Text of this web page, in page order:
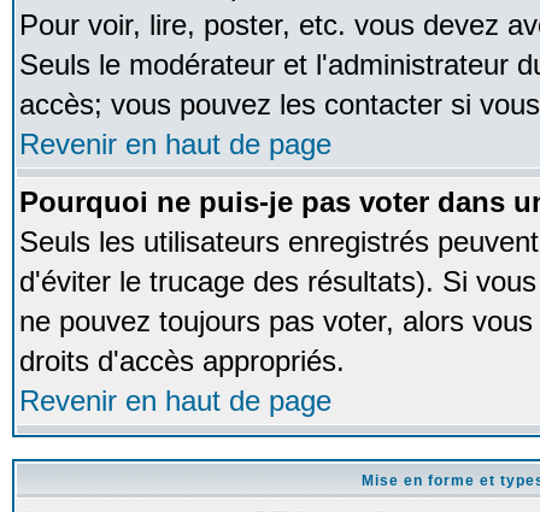
Pour voir, lire, poster, etc. vous devez
Seuls le modérateur et l'administrateur
accès; vous pouvez les contacter si
Revenir en haut de page
Pourquoi ne puis-je pas voter dans
Seuls les utilisateurs enregistrés
d'éviter le trucage des résultats). Si
ne pouvez toujours pas voter, alors
droits d'accès appropriés.
Revenir en haut de page
Mise en forme et